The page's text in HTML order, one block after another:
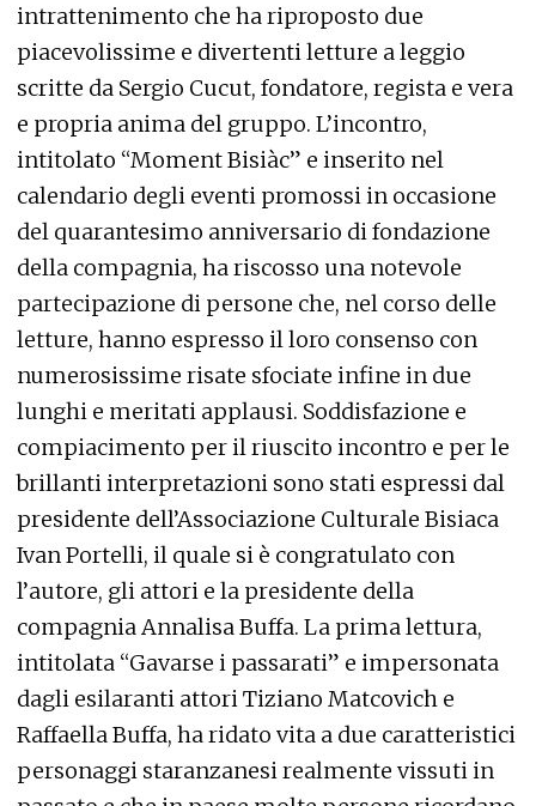
intrattenimento che ha riproposto due
piacevolissime e divertenti letture a leggio
scritte da Sergio Cucut, fondatore, regista e vera
e propria anima del gruppo. L’incontro,
intitolato “Moment Bisiàc” e inserito nel
calendario degli eventi promossi in occasione
del quarantesimo anniversario di fondazione
della compagnia, ha riscosso una notevole
partecipazione di persone che, nel corso delle
letture, hanno espresso il loro consenso con
numerosissime risate sfociate infine in due
lunghi e meritati applausi. Soddisfazione e
compiacimento per il riuscito incontro e per le
brillanti interpretazioni sono stati espressi dal
presidente dell’Associazione Culturale Bisiaca
Ivan Portelli, il quale si è congratulato con
l’autore, gli attori e la presidente della
compagnia Annalisa Buffa. La prima lettura,
intitolata “Gavarse i passarati” e impersonata
dagli esilaranti attori Tiziano Matcovich e
Raffaella Buffa, ha ridato vita a due caratteristici
personaggi staranzanesi realmente vissuti in